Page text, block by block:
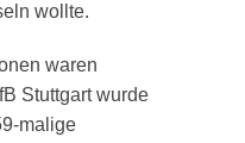
wollte.
waren
Stuttgart wurde
malige